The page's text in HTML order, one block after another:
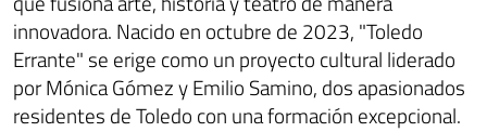
innovadora. Nacido en octubre de 2023, "Toledo
Errante" se erige como un proyecto cultural liderado
por Mónica Gómez y Emilio Samino, dos apasionados
residentes de Toledo con una formación excepcional.